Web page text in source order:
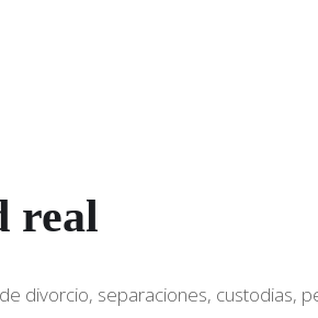
real
divorcio, separaciones, custodias,